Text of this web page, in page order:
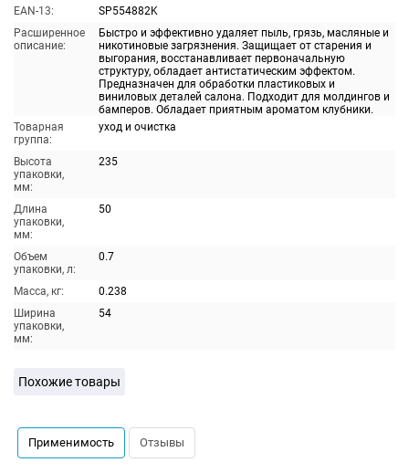
EAN-13:
SP554882K
Расширенное
описание:
Быстро и эффективно удаляет пыль, грязь, масляные и
никотиновые загрязнения. Защищает от старения и
выгорания, восстанавливает первоначальную
структуру, обладает антистатическим эффектом.
Предназначен для обработки пластиковых и
виниловых деталей салона. Подходит для молдингов и
бамперов. Обладает приятным ароматом клубники.
Товарная
группа:
уход и очистка
Высота
упаковки,
мм:
235
Длина
упаковки,
мм:
50
Объем
упаковки, л:
0.7
Масса, кг:
0.238
Ширина
упаковки,
мм:
54
Похожие товары
Применимость Отзывы